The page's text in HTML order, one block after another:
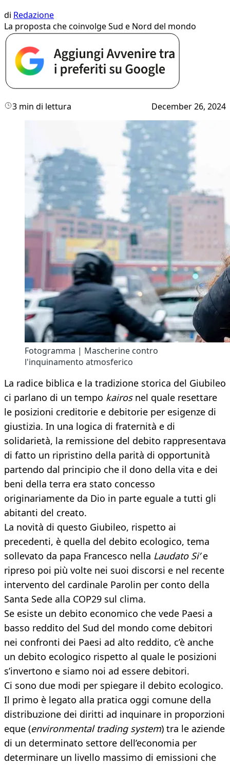
di Redazione
La proposta che coinvolge Sud e Nord del mondo
3 min di lettura December 26, 2024
Fotogramma | Mascherine contro
l'inquinamento atmosferico
La radice biblica e la tradizione storica del Giubileo
ci parlano di un tempo kairos nel quale resettare
le posizioni creditorie e debitorie per esigenze di
giustizia. In una logica di fraternità e di
solidarietà, la remissione del debito rappresentava
di fatto un ripristino della parità di opportunità
partendo dal principio che il dono della vita e dei
beni della terra era stato concesso
originariamente da Dio in parte eguale a tutti gli
abitanti del creato.
La novità di questo Giubileo, rispetto ai
precedenti, è quella del debito ecologico, tema
sollevato da papa Francesco nella Laudato Si’e
ripreso poi più volte nei suoi discorsi e nel recente
intervento del cardinale Parolin per conto della
Santa Sede alla COP29 sul clima.
Se esiste un debito economico che vede Paesi a
basso reddito del Sud del mondo come debitori
nei confronti dei Paesi ad alto reddito, c’è anche
un debito ecologico rispetto al quale le posizioni
s’invertono e siamo noi ad essere debitori.
Ci sono due modi per spiegare il debito ecologico.
Il primo è legato alla pratica oggi comune della
distribuzione dei diritti ad inquinare in proporzioni
eque (environmental trading system) tra le aziende
di un determinato settore dell’economia per
determinare un livello massimo di emissioni che